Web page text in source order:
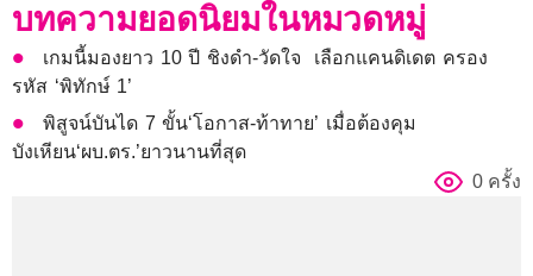
บทความยอดนิยมในหมวดหมู่
เกมนี้มองยาว 10 ปี ชิงดำ-วัดใจ เลือกแคนดิเดต ครอง
รหัส ‘พิทักษ์ 1’
พิสูจน์บันได 7 ขั้น‘โอกาส-ท้าทาย’ เมื่อต้องคุม
บังเหียน‘ผบ.ตร.’ยาวนานที่สุด
0 ครั้ง